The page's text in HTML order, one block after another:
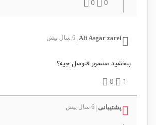
0
0
Ali Asgar zarei 6 سال پیش
ببخشید سنسور فتوسل چیه؟
1
0
پشتیبانی 6 سال پیش